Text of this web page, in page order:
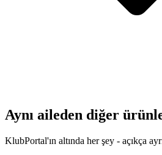
Aynı aileden diğer
KlubPortal'ın altında her şey - açıkça